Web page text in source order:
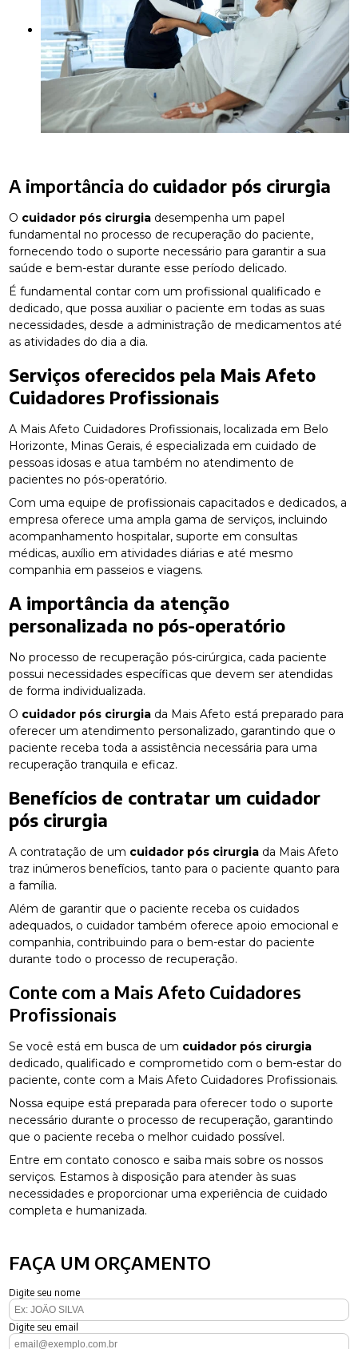
A importância do cuidador pós cirurgia
O cuidador pós cirurgia desempenha um papel
fundamental no processo de recuperação do paciente,
fornecendo todo o suporte necessário para garantir a sua
saúde e bem-estar durante esse período delicado.
É fundamental contar com um profissional qualificado e
dedicado, que possa auxiliar o paciente em todas as suas
necessidades, desde a administração de medicamentos até
as atividades do dia a dia.
Serviços oferecidos pela Mais Afeto
Cuidadores Profissionais
A Mais Afeto Cuidadores Profissionais, localizada em Belo
Horizonte, Minas Gerais, é especializada em cuidado de
pessoas idosas e atua também no atendimento de
pacientes no pós-operatório.
Com uma equipe de profissionais capacitados e dedicados, a
empresa oferece uma ampla gama de serviços, incluindo
acompanhamento hospitalar, suporte em consultas
médicas, auxílio em atividades diárias e até mesmo
companhia em passeios e viagens.
A importância da atenção
personalizada no pós-operatório
No processo de recuperação pós-cirúrgica, cada paciente
possui necessidades específicas que devem ser atendidas
de forma individualizada.
O cuidador pós cirurgia da Mais Afeto está preparado para
oferecer um atendimento personalizado, garantindo que o
paciente receba toda a assistência necessária para uma
recuperação tranquila e eficaz.
Benefícios de contratar um cuidador
pós cirurgia
A contratação de um cuidador pós cirurgia da Mais Afeto
traz inúmeros benefícios, tanto para o paciente quanto para
a família.
Além de garantir que o paciente receba os cuidados
adequados, o cuidador também oferece apoio emocional e
companhia, contribuindo para o bem-estar do paciente
durante todo o processo de recuperação.
Conte com a Mais Afeto Cuidadores
Profissionais
Se você está em busca de um cuidador pós cirurgia
dedicado, qualificado e comprometido com o bem-estar do
paciente, conte com a Mais Afeto Cuidadores Profissionais.
Nossa equipe está preparada para oferecer todo o suporte
necessário durante o processo de recuperação, garantindo
que o paciente receba o melhor cuidado possível.
Entre em contato conosco e saiba mais sobre os nossos
serviços. Estamos à disposição para atender às suas
necessidades e proporcionar uma experiência de cuidado
completa e humanizada.
FAÇA UM ORÇAMENTO
Digite seu nome
Digite seu email